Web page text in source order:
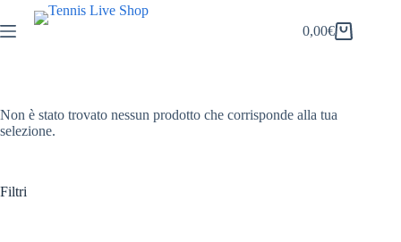
al
contenuto
Carrello
0,00€
Non è stato trovato nessun prodotto che corrisponde alla tua
selezione.
Filtri